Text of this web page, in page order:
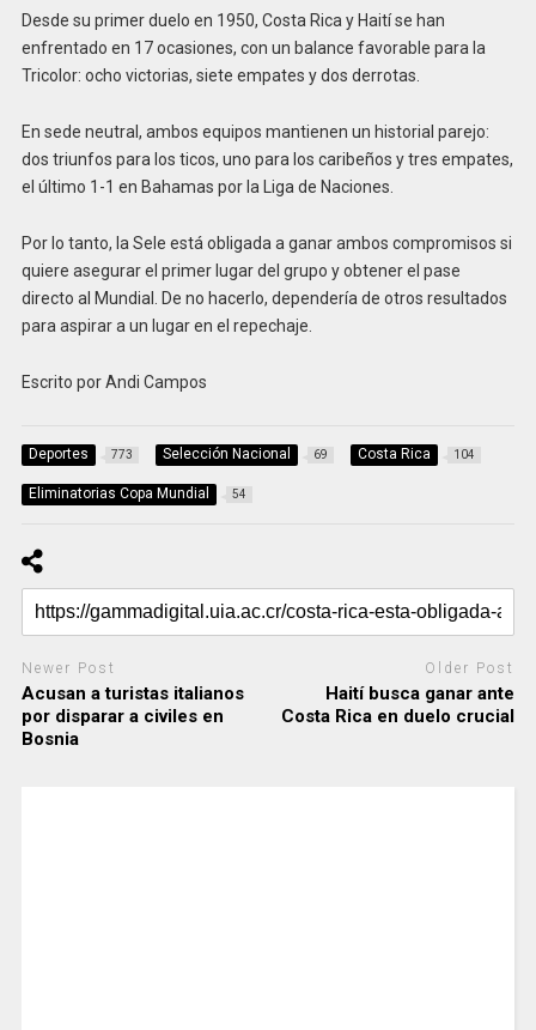
Desde su primer duelo en 1950, Costa Rica y Haití se han
enfrentado en 17 ocasiones, con un balance favorable para la
Tricolor: ocho victorias, siete empates y dos derrotas.
En sede neutral, ambos equipos mantienen un historial parejo:
dos triunfos para los ticos, uno para los caribeños y tres empates,
el último 1-1 en Bahamas por la Liga de Naciones.
Por lo tanto, la Sele está obligada a ganar ambos compromisos si
quiere asegurar el primer lugar del grupo y obtener el pase
directo al Mundial. De no hacerlo, dependería de otros resultados
para aspirar a un lugar en el repechaje.
Escrito por Andi Campos
Deportes 773 Selección Nacional 69 Costa Rica 104
Eliminatorias Copa Mundial 54
Newer Post
Acusan a turistas italianos
por disparar a civiles en
Bosnia
Older Post
Haití busca ganar ante
Costa Rica en duelo crucial